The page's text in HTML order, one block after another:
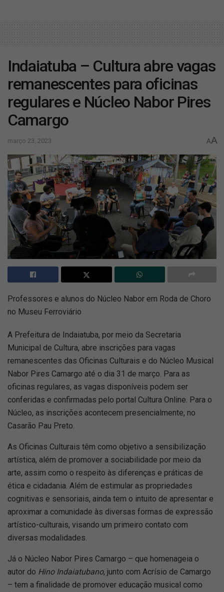
Indaiatuba – Cultura abre vagas
remanescentes para oficinas
regulares e Núcleo Nabor Pires
Camargo
março 23, 2023 AA
Professores e alunos do Núcleo Nabor em Roda de Choro
no Museu Ferroviário
A Prefeitura de Indaiatuba, por meio da Secretaria
Municipal de Cultura, abre inscrições para vagas
remanescentes das Oficinas Culturais e do Núcleo Musical
Nabor Pires Camargo até o dia 31 de março. Para as
oficinas regulares, as vagas disponíveis podem ser
conferidas e confirmadas pelo portal Cultura Online. Para o
Núcleo, as inscrições acontecem presencialmente, no
Casarão Pau Preto.
As Oficinas Culturais têm como objetivo a sensibilização
artística, além de promover a sociabilidade por meio da
arte, assim como o respeito às diferenças e práticas de
ética e cidadania. Além de estimular as propriedades
cognitivas e sensoriais, ainda tem o intuito de apresentar e
aproximar a comunidade às diversas formas de expressão
artístico-culturais, visando um primeiro contato com
diversas modalidades.
Já o Núcleo Nabor Pires Camargo – que homenageia o
autor do Hino Indaiatubano, junto com Acrísio de Camargo
– tem a finalidade de promover educação musical como